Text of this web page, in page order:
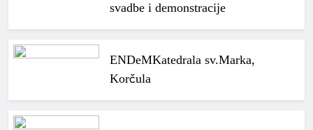
svadbe i demonstracije
ENDeMKatedrala sv.Marka,
Korčula